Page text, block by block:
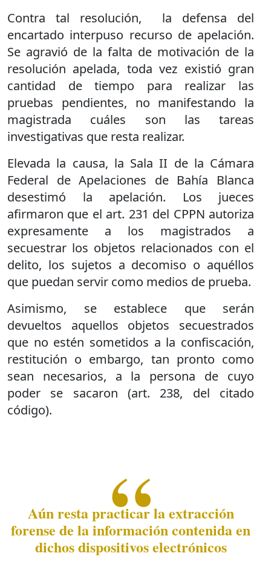
Contra tal resolución, la defensa del
encartado interpuso recurso de apelación.
Se agravió de la falta de motivación de la
resolución apelada, toda vez existió gran
cantidad de tiempo para realizar las
pruebas pendientes, no manifestando la
magistrada cuáles son las tareas
investigativas que resta realizar.
Elevada la causa, la Sala II de la Cámara
Federal de Apelaciones de Bahía Blanca
desestimó la apelación. Los jueces
afirmaron que el art. 231 del CPPN autoriza
expresamente a los magistrados a
secuestrar los objetos relacionados con el
delito, los sujetos a decomiso o aquéllos
que puedan servir como medios de prueba.
Asimismo, se establece que serán
devueltos aquellos objetos secuestrados
que no estén sometidos a la confiscación,
restitución o embargo, tan pronto como
sean necesarios, a la persona de cuyo
poder se sacaron (art. 238, del citado
código).
Aún resta practicar la extracción
forense de la información contenida en
dichos dispositivos electrónicos